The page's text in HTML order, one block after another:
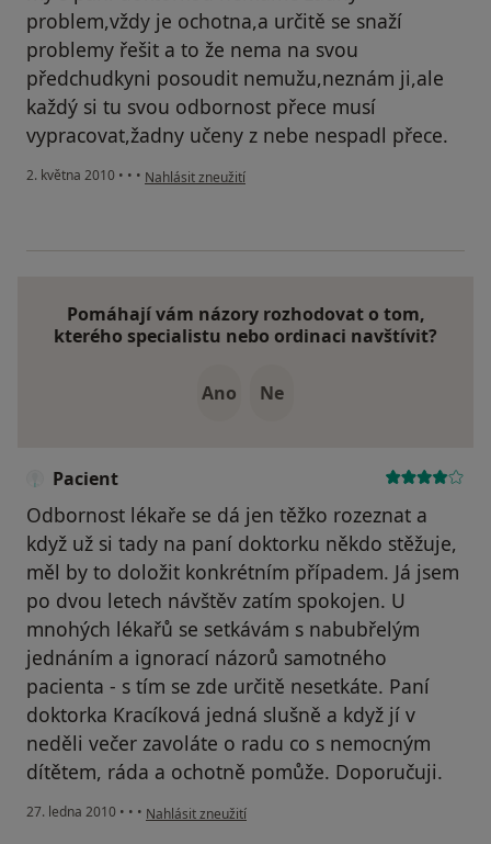
problem,vždy je ochotna,a určitě se snaží
problemy řešit a to že nema na svou
předchudkyni posoudit nemužu,neznám ji,ale
každý si tu svou odbornost přece musí
vypracovat,žadny učeny z nebe nespadl přece.
2. května 2010 • • • podle názoru uživatele Pacient
Nahlásit zneužití
Pomáhají vám názory rozhodovat o tom,
kterého specialistu nebo ordinaci navštívit?
Ano Ne
Pacient
Odbornost lékaře se dá jen těžko rozeznat a
když už si tady na paní doktorku někdo stěžuje,
měl by to doložit konkrétním případem. Já jsem
po dvou letech návštěv zatím spokojen. U
mnohých lékařů se setkávám s nabubřelým
jednáním a ignorací názorů samotného
pacienta - s tím se zde určitě nesetkáte. Paní
doktorka Kracíková jedná slušně a když jí v
neděli večer zavoláte o radu co s nemocným
dítětem, ráda a ochotně pomůže. Doporučuji.
27. ledna 2010 • • • podle názoru uživatele Pacient
Nahlásit zneužití